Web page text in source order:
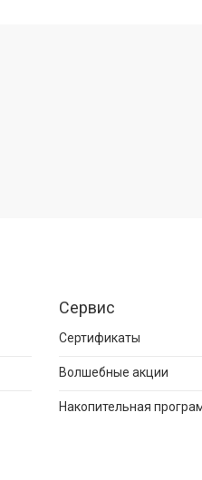
Сервис
Сертификаты
Волшебные акции
Накопительная